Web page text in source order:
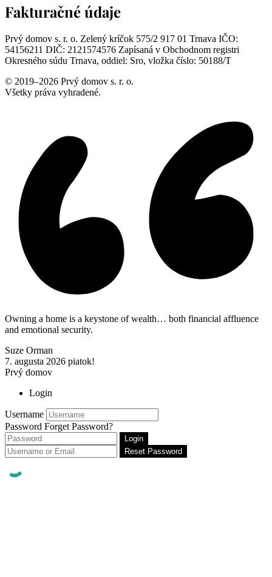
Fakturačné údaje
Prvý domov s. r. o. Zelený kríčok 575/2 917 01 Trnava IČO:
54156211 DIČ: 2121574576 Zapísaná v Obchodnom registri
Okresného súdu Trnava, oddiel: Sro, vložka číslo: 50188/T
© 2019–2026 Prvý domov s. r. o.
Všetky práva vyhradené.
Owning a home is a keystone of wealth… both financial affluence
and emotional security.
Suze Orman
7. augusta 2026 piatok!
Prvý domov
Login
Username
Password Forget Password?
Login
Reset Password